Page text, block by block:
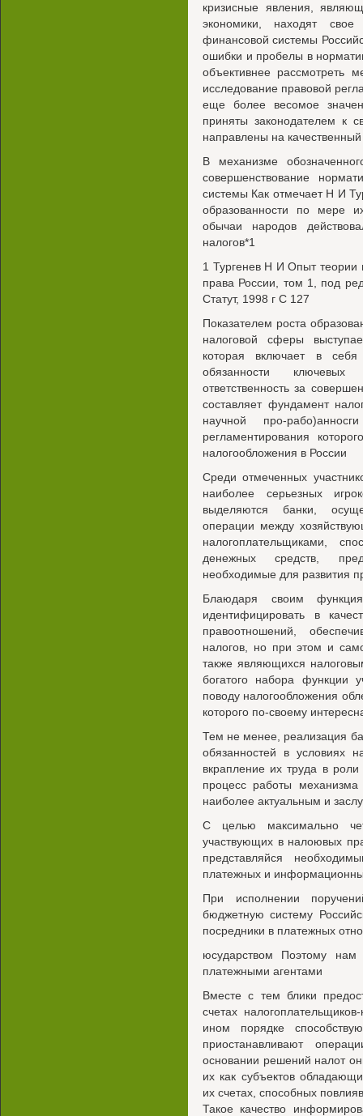
кризисные явления,
экономики, находят
финансовой системы
ошибки и пробелы в
объективнее рассмотреть
исследование правовой
еще более весомое
приняты законодателем к
направлены на
В механизме
совершенствование
системы Как отмечает Н И
образованности по мере
обычаи народов
налогов*1
1 Тургенев Н И Опыт теории
права России, том 1, под
Статут, 1998 г С 127
Показателем роста
налоговой сферы
которая включает в
обязанности ключевых
ответственность за
составляет фундамент
научной про-
регламентирования
налогообложения в России
Среди отмеченных
наиболее серьезных
выделяются банки,
операции между
налогоплательщиками,
денежных средств,
необходимые для развития
Блаюдаря своим
идентифицировать в
правоотношений,
налогов, но при этом и
также являющихся
богатого набора функции
поводу налогообложения
которого по-своему
Тем не менее, реализация
обязанностей в условиях
вкрапление их труда в
процесс работы механизма
наиболее актуальным и
С целью максимально
участвующих в налоювых
представляйся
платежных и
При исполнении
бюджетную систему
посредники в платежных
юсударством Поэтому нам
платежными агентами
Вместе с тем блики
счетах
ином порядке
приостанавливают
основании решений налот
их как субъектов
их счетах, способных
Такое качество